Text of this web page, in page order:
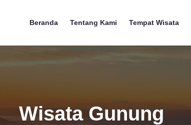
Beranda Tentang Kami Tempat Wisata
Wisata Gunung